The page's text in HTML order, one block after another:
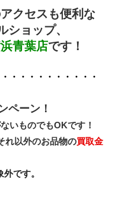
クセスも便利な
ショップ、
青葉店です！
・・・・・・・・・・
ペーン！
いものでもOKです！
れ以外のお品物の買取金
です。